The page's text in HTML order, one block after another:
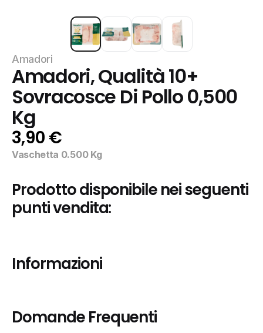
Amadori
Amadori, Qualità 10+
Sovracosce Di Pollo 0,500
Kg
3,90 €
Vaschetta 0.500 Kg
Prodotto disponibile nei seguenti
punti vendita:
Informazioni
Domande Frequenti